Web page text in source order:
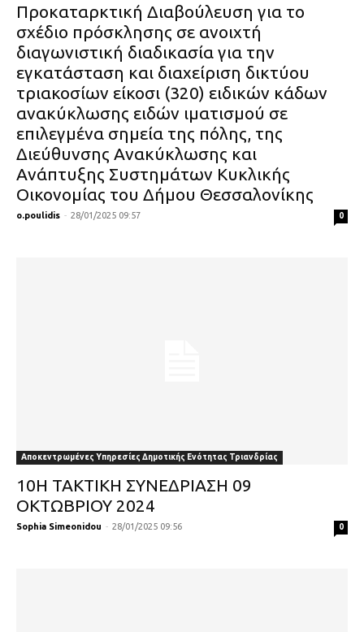
Προκαταρκτική Διαβούλευση για το
σχέδιο πρόσκλησης σε ανοιχτή
διαγωνιστική διαδικασία για την
εγκατάσταση και διαχείριση δικτύου
τριακοσίων είκοσι (320) ειδικών κάδων
ανακύκλωσης ειδών ιματισμού σε
επιλεγμένα σημεία της πόλης, της
Διεύθυνσης Ανακύκλωσης και
Ανάπτυξης Συστημάτων Κυκλικής
Οικονομίας του Δήμου Θεσσαλονίκης
o.poulidis - 28/01/2025 09:57 0
Αποκεντρωμένες Υπηρεσίες Δημοτικής Ενότητας Τριανδρίας
10Η ΤΑΚΤΙΚΗ ΣΥΝΕΔΡΙΑΣΗ 09
ΟΚΤΩΒΡΙΟΥ 2024
Sophia Simeonidou - 28/01/2025 09:56 0